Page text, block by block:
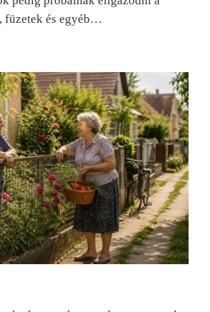
füzetek és egyéb…